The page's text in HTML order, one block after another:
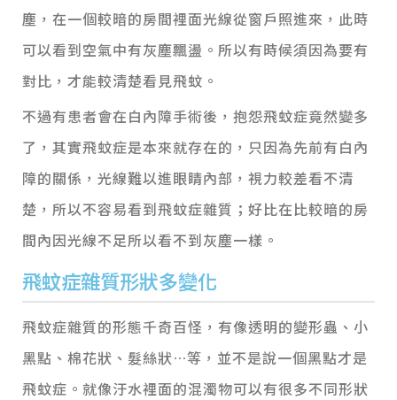
塵，在一個較暗的房間裡面光線從窗戶照進來，此時
可以看到空氣中有灰塵飄盪。所以有時候須因為要有
對比，才能較清楚看見飛蚊。
不過有患者會在白內障手術後，抱怨飛蚊症竟然變多
了，其實飛蚊症是本來就存在的，只因為先前有白內
障的關係，光線難以進眼睛內部，視力較差看不清
楚，所以不容易看到飛蚊症雜質；好比在比較暗的房
間內因光線不足所以看不到灰塵一樣。
飛蚊症雜質形狀多變化
飛蚊症雜質的形態千奇百怪，有像透明的變形蟲、小
黑點、棉花狀、髮絲狀…等，並不是說一個黑點才是
飛蚊症。就像汙水裡面的混濁物可以有很多不同形狀